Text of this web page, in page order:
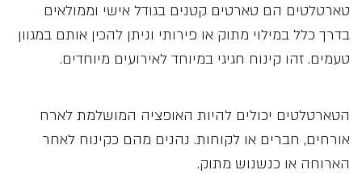
טארטלטים הם טארטים קטנים בגודל אישי וממולאים
בדרך כלל במילוי מתוק או פירותי וניתן להכין אותם במגוון
טעמים. זהו קינוח חגיגי במיוחד לאירועים מיוחדים.
הטארטלטים יכולים להיות האופציה המושלמת לארח
אורחים, חברים או לקוחות. נהנים מהם כקינוח לאחר
הארוחה או כנשנוש מתוק.